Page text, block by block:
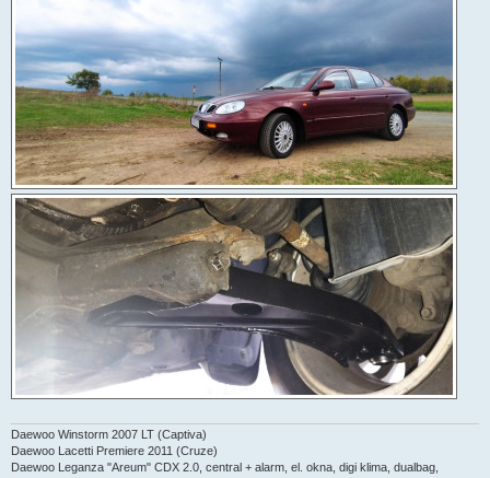
Daewoo Winstorm 2007 LT (Captiva)
Daewoo Lacetti Premiere 2011 (Cruze)
Daewoo Leganza "Areum" CDX 2.0, central + alarm, el. okna, digi klima, dualbag,